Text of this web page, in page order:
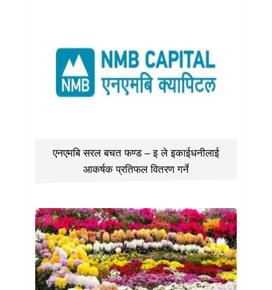
एनएमबि सरल बचत फण्ड – इ ले इकाईधनीलाई
आकर्षक प्रतिफल वितरण गर्ने